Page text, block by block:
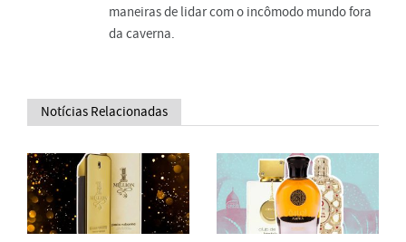
maneiras de lidar com o incômodo mundo fora
da caverna.
Notícias Relacionadas